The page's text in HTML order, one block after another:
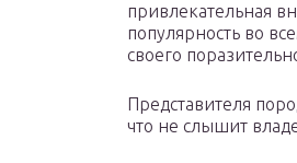
привлекательная
популярность во
своего
Представителя
что не слышит